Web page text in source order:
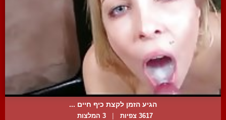
הגיע הזמן לקצת כיף חיים ...
3617 צפיות | 3 המלצות